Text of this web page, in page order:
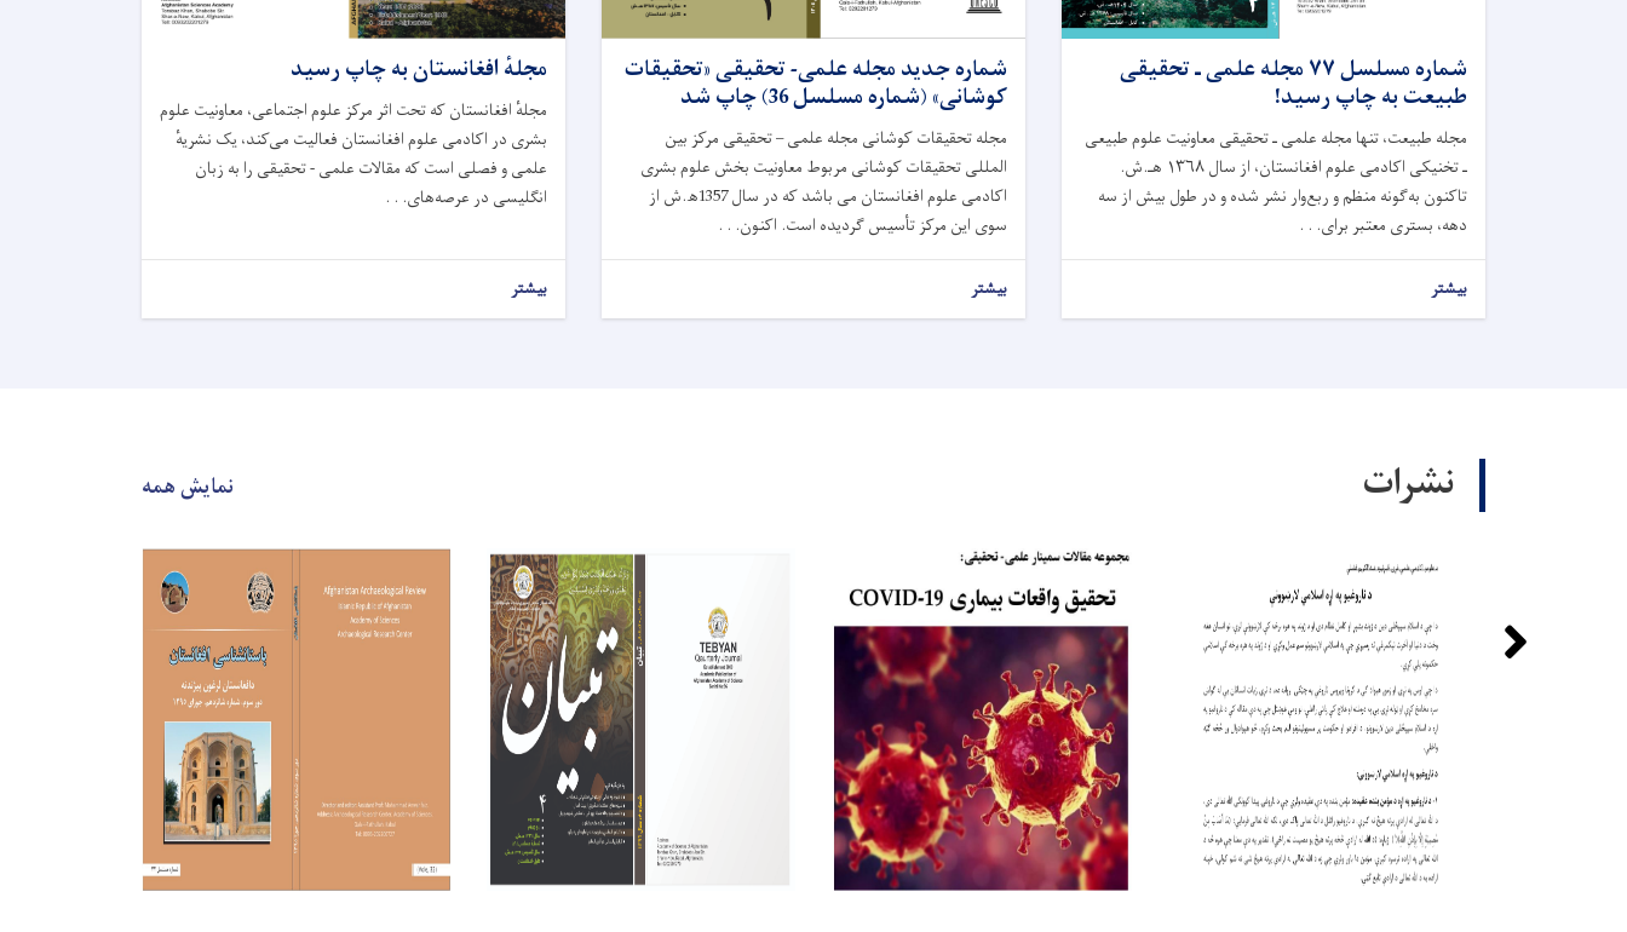
شماره مسلسل ۷۷ مجله علمی ـ تحقیقی
طبیعت به چاپ رسید!
مجله طبیعت، تنها مجله علمی ـ تحقیقی معاونیت علوم طبیعی
ـ تخنیکی اکادمی علوم افغانستان، از سال ۱۳۶۸ هـ.ش.
تاکنون به‌گونه منظم و ربع‌وار نشر شده و در طول بیش از سه
دهه، بستری معتبر برای. . .
بیشتر
شماره جدید مجله علمی- تحقیقی «تحقیقات
کوشانی» (شماره مسلسل 36) چاپ شد
مجله تحقیقات کوشانی مجله علمی – تحقیقی مرکز بین
المللی تحقیقات کوشانی مربوط معاونیت بخش علوم بشری
اکادمی علوم افغانستان می باشد که در سال 1357ﮪ.ش از
سوی این مرکز تأسیس گردیده است. اکنون. . .
بیشتر
مجلهٔ افغانستان به چاپ رسید
مجلهٔ افغانستان که تحت اثر مرکز علوم اجتماعی، معاونیت علوم
بشری در اکادمی علوم افغانستان فعالیت می‌کند، یک نشریهٔ
علمی و فصلی است که مقالات علمی - تحقیقی را به زبان
انگلیسی در عرصه‌های. . .
بیشتر
نشرات نمایش همه